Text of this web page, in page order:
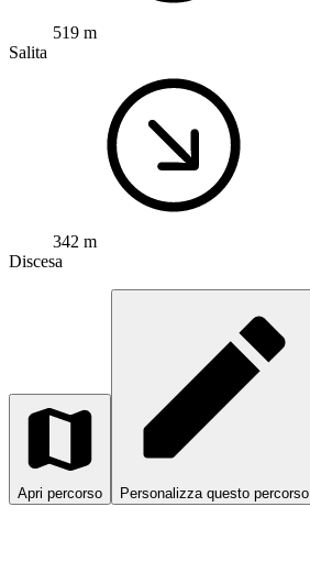
519 m
Salita
342 m
Discesa
Apri percorso Personalizza questo percorso